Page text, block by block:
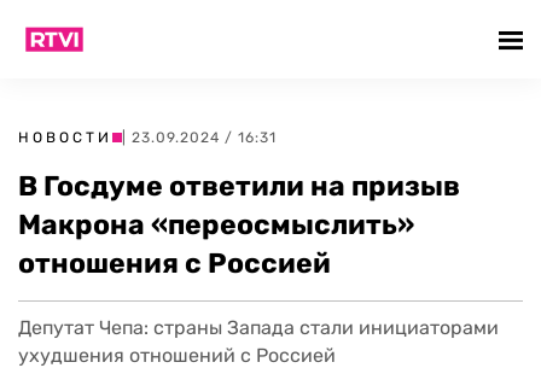
НОВОСТИ | 23.09.2024 / 16:31
В Госдуме ответили на призыв
Макрона «переосмыслить»
отношения с Россией
Депутат Чепа: страны Запада стали инициаторами
ухудшения отношений с Россией